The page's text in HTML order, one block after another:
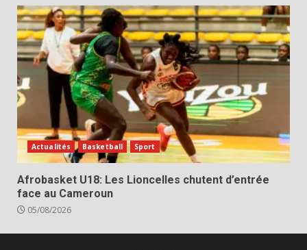
Actualités Basketball Sport
Afrobasket U18: Les Lioncelles chutent d’entrée
face au Cameroun
05/08/2026